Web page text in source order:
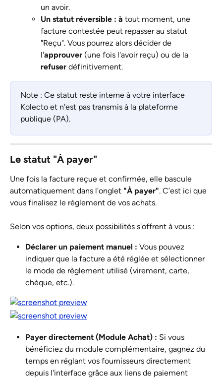
un avoir.
Un statut réversible : à tout moment, une
facture contestée peut repasser au statut
"Reçu". Vous pourrez alors décider de
l'approuver (une fois l'avoir reçu) ou de la
refuser définitivement.
Note : Ce statut reste interne à votre interface
Kolecto et n'est pas transmis à la plateforme
publique (PA).
Le statut "À payer"
Une fois la facture reçue et confirmée, elle bascule
automatiquement dans l'onglet "À payer". C’est ici que
vous finalisez le règlement de vos achats.
Selon vos options, deux possibilités s'offrent à vous :
Déclarer un paiement manuel : Vous pouvez
indiquer que la facture a été réglée et sélectionner
le mode de règlement utilisé (virement, carte,
chèque, etc.).
Payer directement (Module Achat) : Si vous
bénéficiez du module complémentaire, gagnez du
temps en réglant vos fournisseurs directement
depuis l'interface grâce aux liens de paiement